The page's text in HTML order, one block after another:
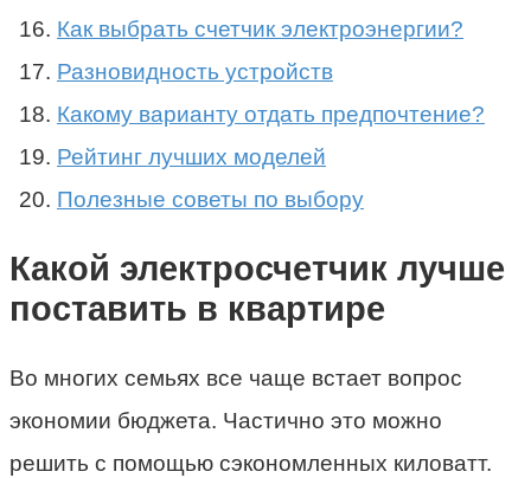
Как выбрать счетчик электроэнергии?
Разновидность устройств
Какому варианту отдать предпочтение?
Рейтинг лучших моделей
Полезные советы по выбору
Какой электросчетчик лучше
поставить в квартире
Во многих семьях все чаще встает вопрос
экономии бюджета. Частично это можно
решить с помощью сэкономленных киловатт.